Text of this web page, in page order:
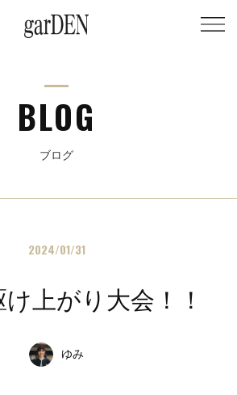
BLOG
ブログ
2024/01/31
上がり大会！！
ゆみ